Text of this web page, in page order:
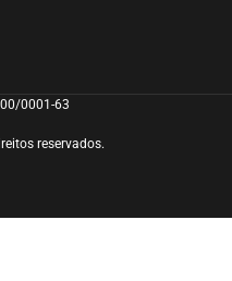
0001-63
reservados.